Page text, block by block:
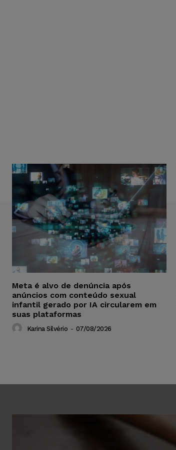
Meta é alvo de denúncia após
anúncios com conteúdo sexual
infantil gerado por IA circularem em
suas plataformas
Karina Silvério - 07/08/2026